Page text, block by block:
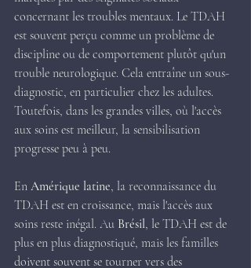
concernant les troubles mentaux. Le TDAH
est souvent perçu comme un problème de
discipline ou de comportement plutôt qu'un
trouble neurologique. Cela entraîne un sous-
diagnostic, en particulier chez les adultes.
Toutefois, dans les grandes villes, où l'accès
aux soins est meilleur, la sensibilisation
progresse peu à peu.
En Amérique latine, la reconnaissance du
TDAH est en croissance, mais l'accès aux
soins reste inégal. Au Brésil, le TDAH est de
plus en plus diagnostiqué, mais les familles
doivent souvent se tourner vers des